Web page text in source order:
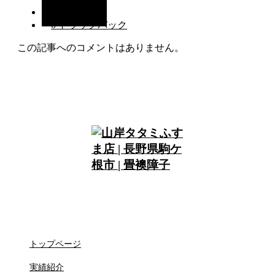
0 トラックバック
この記事へのコメントはありません。
トップページ
実績紹介